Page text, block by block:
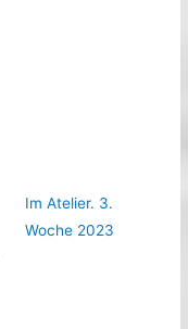
Im Atelier. 3.
Woche 2023